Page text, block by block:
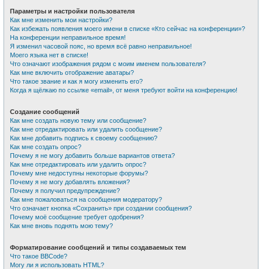
Параметры и настройки пользователя
Как мне изменить мои настройки?
Как избежать появления моего имени в списке «Кто сейчас на конференции»?
На конференции неправильное время!
Я изменил часовой пояс, но время всё равно неправильное!
Моего языка нет в списке!
Что означают изображения рядом с моим именем пользователя?
Как мне включить отображение аватары?
Что такое звание и как я могу изменить его?
Когда я щёлкаю по ссылке «email», от меня требуют войти на конференцию!
Создание сообщений
Как мне создать новую тему или сообщение?
Как мне отредактировать или удалить сообщение?
Как мне добавить подпись к своему сообщению?
Как мне создать опрос?
Почему я не могу добавить больше вариантов ответа?
Как мне отредактировать или удалить опрос?
Почему мне недоступны некоторые форумы?
Почему я не могу добавлять вложения?
Почему я получил предупреждение?
Как мне пожаловаться на сообщения модератору?
Что означает кнопка «Сохранить» при создании сообщения?
Почему моё сообщение требует одобрения?
Как мне вновь поднять мою тему?
Форматирование сообщений и типы создаваемых тем
Что такое BBCode?
Могу ли я использовать HTML?